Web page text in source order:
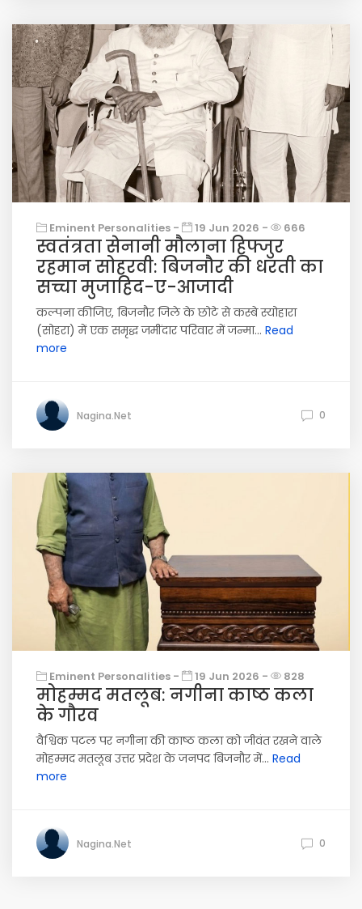
Eminent Personalities - 19 Jun 2026 - 666
स्वतंत्रता सेनानी मौलाना हिफ्जुर
रहमान सोहरवी: बिजनौर की धरती का
सच्चा मुजाहिद-ए-आजादी
कल्पना कीजिए, बिजनौर जिले के छोटे से कस्बे स्योहारा
(सोहरा) में एक समृद्ध जमींदार परिवार में जन्मा... Read
more
Nagina.Net 0
Eminent Personalities - 19 Jun 2026 - 828
मोहम्मद मतलूब: नगीना काष्ठ कला
के गौरव
वैश्विक पटल पर नगीना की काष्ठ कला को जीवंत रखने वाले
मोहम्मद मतलूब उत्तर प्रदेश के जनपद बिजनौर में... Read
more
Nagina.Net 0